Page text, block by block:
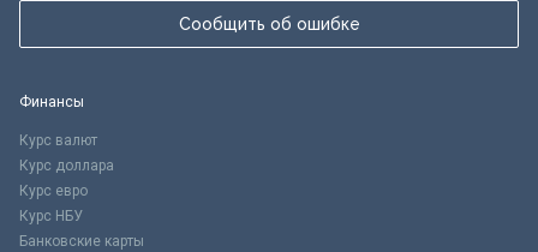
Сообщить об ошибке
Финансы
Курс валют
Курс доллара
Курс евро
Курс НБУ
Банковские карты